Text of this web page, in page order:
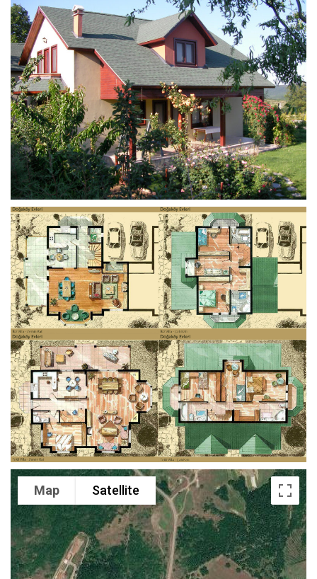
Map Satellite